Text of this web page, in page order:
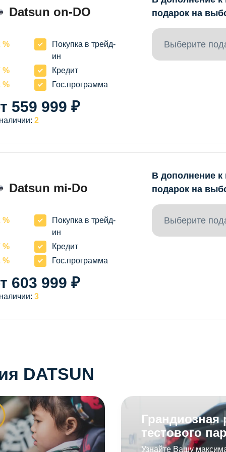
Datsun on-DO
%
Покупка в трейд-
ин
%
Кредит
%
Гос.программа
559 999 ₽
2
подарок на
Выберите
Datsun mi-Do
%
Покупка в трейд-
ин
%
Кредит
%
Гос.программа
603 999 ₽
3
В дополнение к
подарок на
Выберите
DATSUN
Грандиозная
тестового
Узнайте Вашу